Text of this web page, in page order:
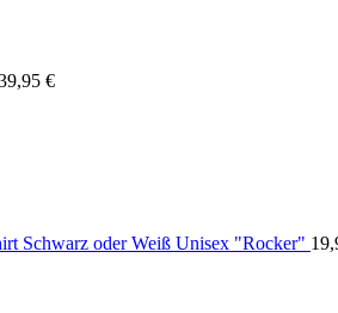
€
Schwarz oder Weiß Unisex "Rocker"